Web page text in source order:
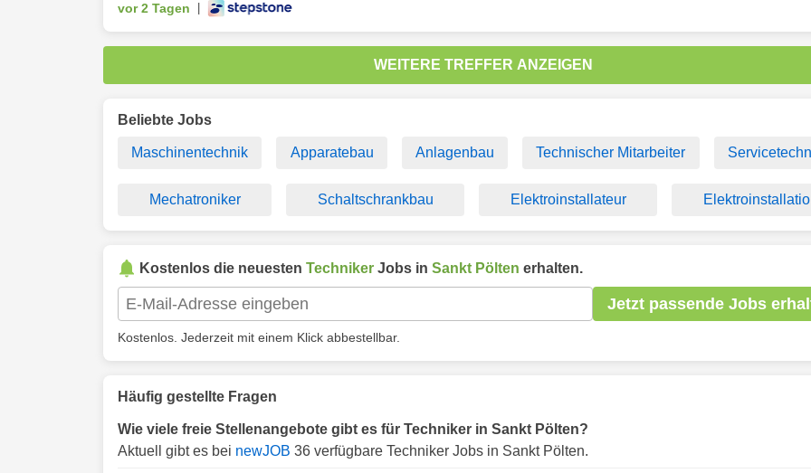
vor 2 Tagen
WEITERE TREFFER ANZEIGEN
Beliebte Jobs
Maschinentechnik Apparatebau Anlagenbau Technischer Mitarbeiter
Mechatroniker Schaltschrankbau Elektroinstallateur
Kostenlos die neuesten Techniker Jobs in Sankt Pölten erhalten.
Jetzt passende Jobs
Kostenlos. Jederzeit mit einem Klick abbestellbar.
Häufig gestellte Fragen
Wie viele freie Stellenangebote gibt es für Techniker in Sankt Pölten?
Aktuell gibt es bei newJOB 36 verfügbare Techniker Jobs in Sankt Pölten.